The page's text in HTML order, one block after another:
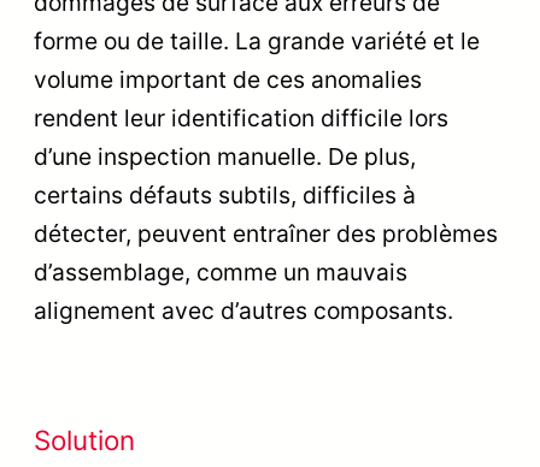
forme ou de taille. La grande variété et le
volume important de ces anomalies
rendent leur identification difficile lors
d’une inspection manuelle. De plus,
certains défauts subtils, difficiles à
détecter, peuvent entraîner des problèmes
d’assemblage, comme un mauvais
alignement avec d’autres composants.
Solution